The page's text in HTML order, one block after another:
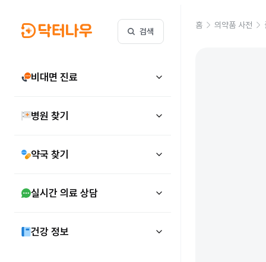
검색
비대면 진료
병원 찾기
약국 찾기
실시간 의료 상담
건강 정보
홈 의약품 사전